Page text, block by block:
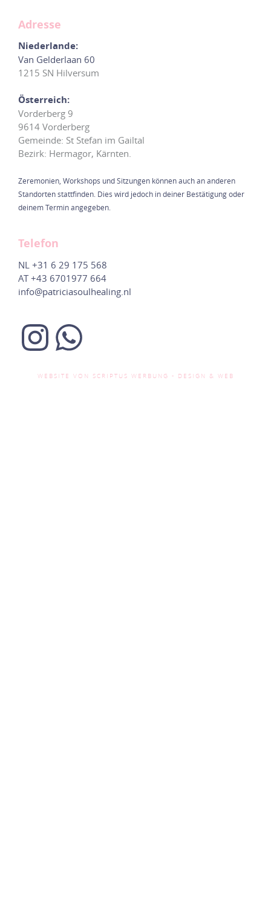
Adresse
Niederlande:
Van Gelderlaan 60
1215 SN Hilversum
Österreich:
Vorderberg 9
9614 Vorderberg
Gemeinde: St Stefan im Gailtal
Bezirk: Hermagor, Kärnten.
Zeremonien, Workshops und Sitzungen können auch an anderen
Standorten stattfinden. Dies wird jedoch in deiner Bestätigung oder
deinem Termin angegeben.
Telefon
NL +31 6 29 175 568
AT+43 6701977 664
info@patriciasoulhealing.nl
WEBSITE VON SCRIPTUS WERBUNG - DESIGN & WEB